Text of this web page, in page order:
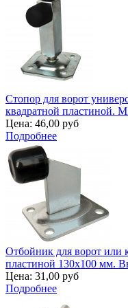
Стопор для ворот
квадратной пластиной.
Цена: 46,00 руб
Подробнее
Отбойник для ворот или
пластиной 130х100 мм.
Цена: 31,00 руб
Подробнее